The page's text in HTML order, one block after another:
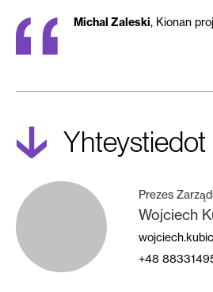
Michal Zaleski, Kionan
yhteystiedot
Prezes
Wojciech
+48